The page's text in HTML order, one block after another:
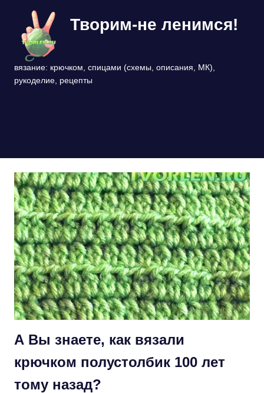
содержимому
Творим-не ленимся!
вязание: крючком, спицами (схемы, описания, МК),
рукоделие, рецепты
А Вы знаете, как вязали
крючком полустолбик 100 лет
тому назад?